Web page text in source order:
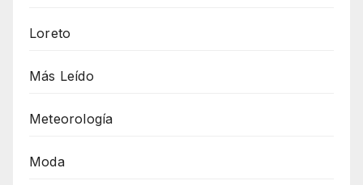
Loreto
Más Leído
Meteorología
Moda